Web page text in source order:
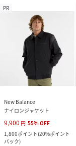
PR
New Balance
ナイロンジャケット
9,900 円 55%OFF
1,800ポイント(20%ポイント
バック)